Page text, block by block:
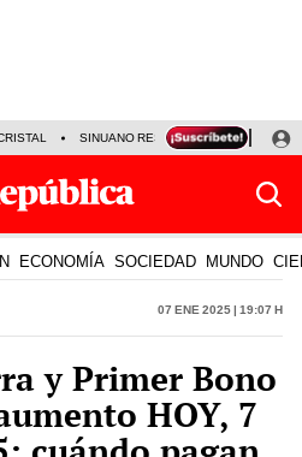
SINUANO RESULTADOS HOY
ECONOMÍA SOCIEDAD MUNDO
07 Ene 2025 | 19:07 h
y Primer Bono
HOY, 7